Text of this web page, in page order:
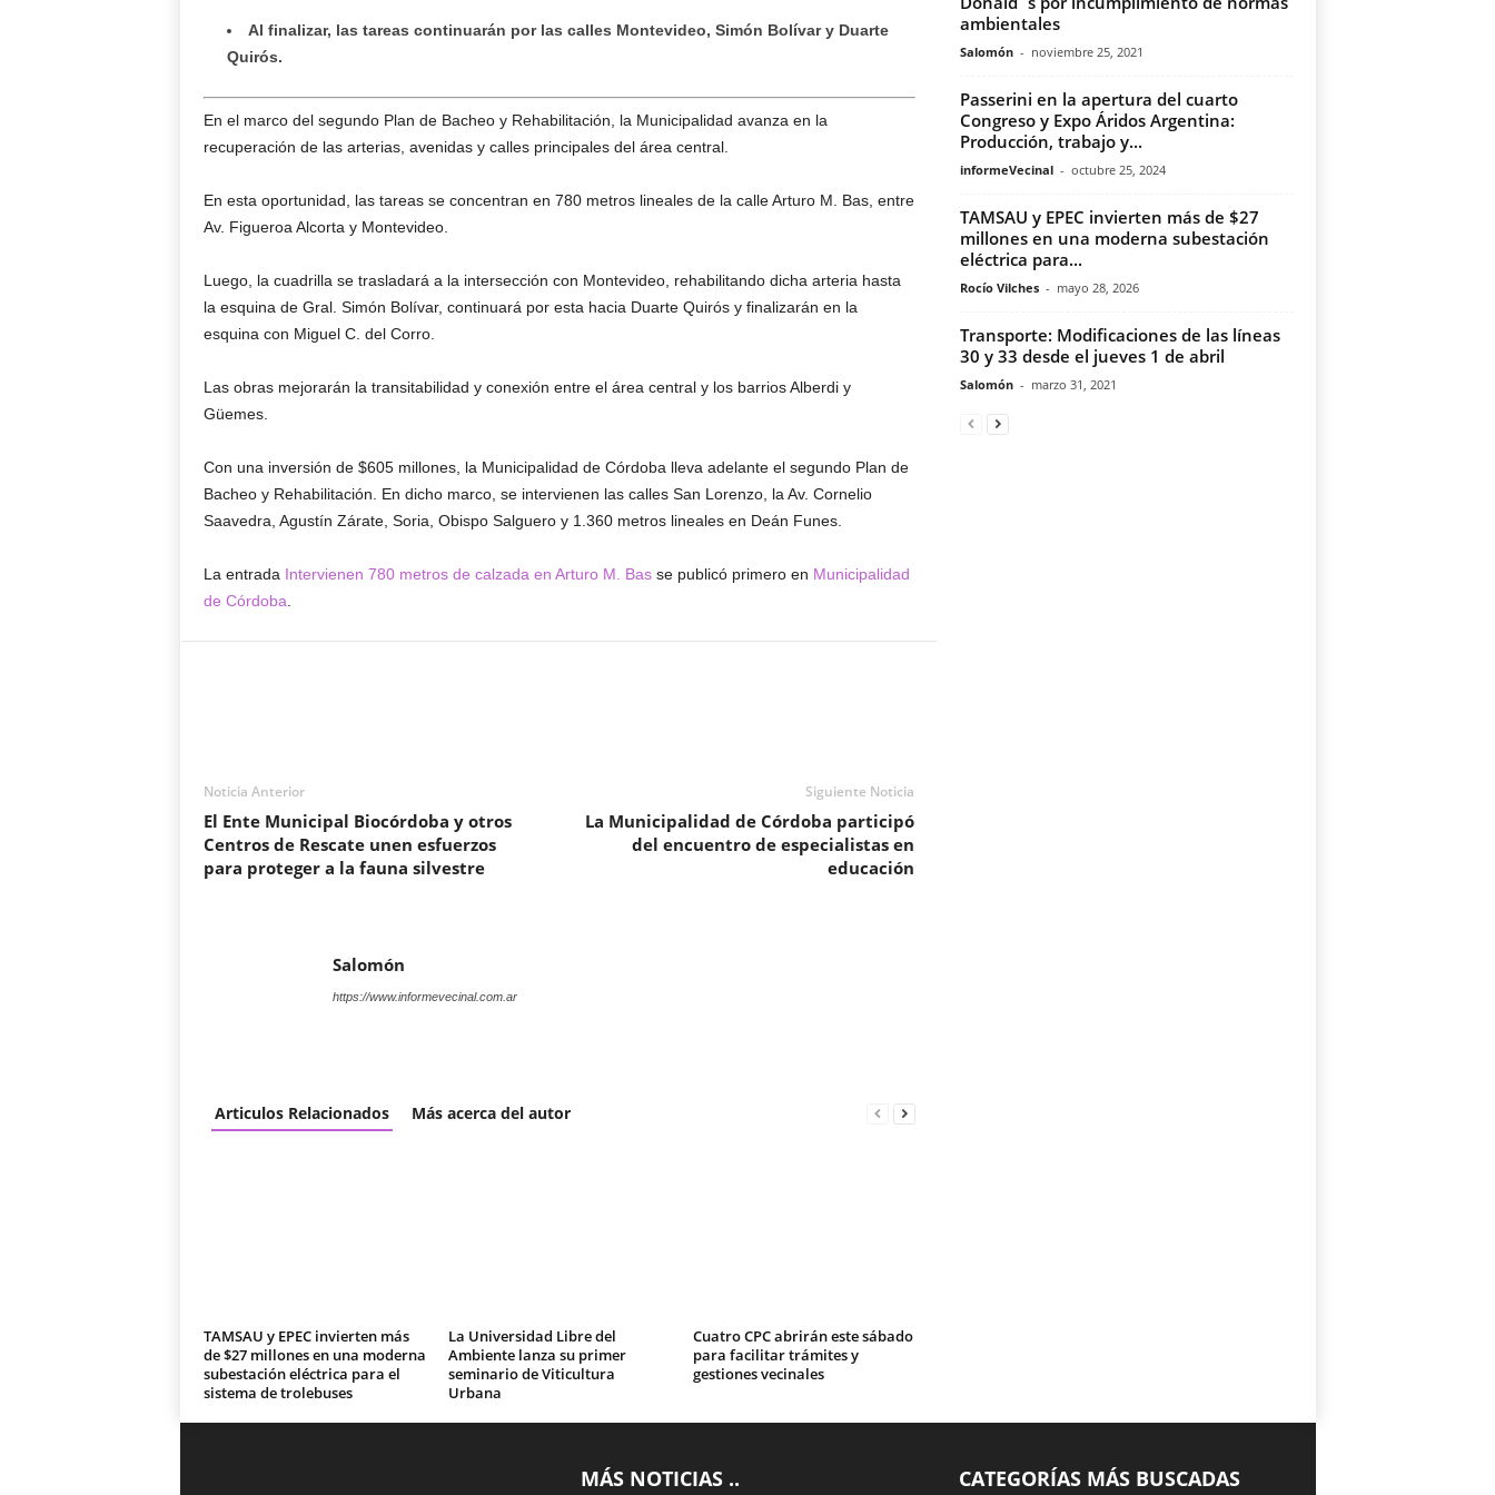
Al finalizar, las tareas continuarán por las calles Montevideo, Simón Bolívar y Duarte
Quirós.
En el marco del segundo Plan de Bacheo y Rehabilitación, la Municipalidad avanza en la
recuperación de las arterias, avenidas y calles principales del área central.
En esta oportunidad, las tareas se concentran en 780 metros lineales de la calle Arturo M. Bas, entre
Av. Figueroa Alcorta y Montevideo.
Luego, la cuadrilla se trasladará a la intersección con Montevideo, rehabilitando dicha arteria hasta
la esquina de Gral. Simón Bolívar, continuará por esta hacia Duarte Quirós y finalizarán en la
esquina con Miguel C. del Corro.
Las obras mejorarán la transitabilidad y conexión entre el área central y los barrios Alberdi y
Güemes.
Con una inversión de $605 millones, la Municipalidad de Córdoba lleva adelante el segundo Plan de
Bacheo y Rehabilitación. En dicho marco, se intervienen las calles San Lorenzo, la Av. Cornelio
Saavedra, Agustín Zárate, Soria, Obispo Salguero y 1.360 metros lineales en Deán Funes.
La entrada Intervienen 780 metros de calzada en Arturo M. Basse publicó primero en Municipalidad
de Córdoba
Noticia Anterior
El Ente Municipal Biocórdoba y otros
Centros de Rescate unen esfuerzos
para proteger a la fauna silvestre
Siguiente Noticia
La Municipalidad de Córdoba participó
del encuentro de especialistas en
educación
Salomón
https://www.informevecinal.com.ar
Articulos Relacionados Más acerca del autor
TAMSAU y EPEC invierten más
de $27 millones en una moderna
subestación eléctrica para el
sistema de trolebuses
La Universidad Libre del
Ambiente lanza su primer
seminario de Viticultura
Urbana
Cuatro CPC abrirán este sábado
para facilitar trámites y
gestiones vecinales
ambientales
Salomón - noviembre 25, 2021
Passerini en la apertura del cuarto
Congreso y Expo Áridos Argentina:
Producción, trabajo y...
informeVecinal - octubre 25, 2024
TAMSAU y EPEC invierten más de $27
millones en una moderna subestación
eléctrica para...
Rocío Vilches - mayo 28, 2026
Transporte: Modificaciones de las líneas
30 y 33 desde el jueves 1 de abril
Salomón - marzo 31, 2021
MÁS NOTICIAS .. CATEGORÍAS MÁS BUSCADAS